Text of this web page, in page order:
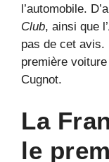
l’automobile.
Club, ainsi que
pas de cet avis.
première
Cugnot.
La
le